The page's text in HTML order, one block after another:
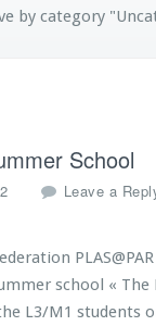
by category
School
Leave a
school « The
L3/M1 students